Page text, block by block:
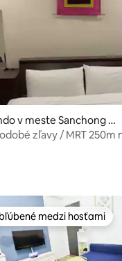
4,89 z 5, počet
v meste Sanchong Di
zľavy / MRT 250m
medzi hosťami
medzi hosťami